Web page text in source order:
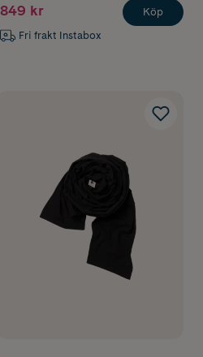
849 kr
Fri frakt Instabox
Köp